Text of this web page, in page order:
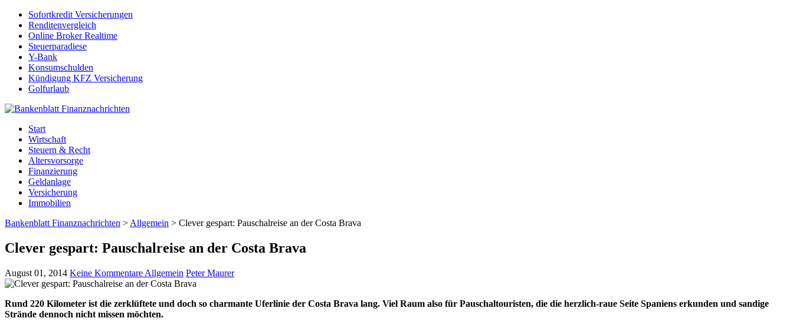
Sofortkredit Versicherungen
Renditenvergleich
Online Broker Realtime
Steuerparadiese
Y-Bank
Konsumschulden
Kündigung KFZ Versicherung
Golfurlaub
Start
Wirtschaft
Steuern & Recht
Altersvorsorge
Finanzierung
Geldanlage
Versicherung
Immobilien
Bankenblatt Finanznachrichten > Allgemein > Clever gespart: Pauschalreise an der Costa Brava
Clever gespart: Pauschalreise an der Costa Brava
August 01, 2014 Keine Kommentare Allgemein Peter Maurer
Rund 220 Kilometer ist die zerklüftete und doch so charmante Uferlinie der Costa Brava lang. Viel Raum also für Pauschaltouristen, die die herzlich-raue Seite Spaniens erkunden und sandige
Strände dennoch nicht missen möchten.